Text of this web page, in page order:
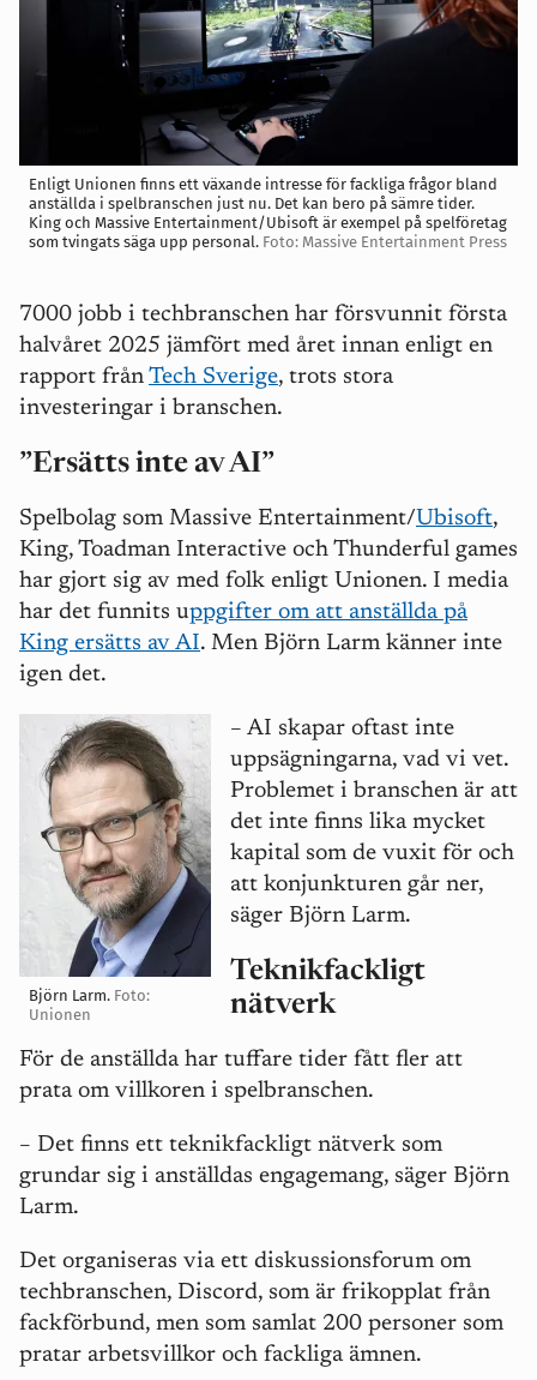
Enligt Unionen finns ett växande intresse för fackliga frågor bland
anställda i spelbranschen just nu. Det kan bero på sämre tider.
King och Massive Entertainment/Ubisoft är exempel på spelföretag
som tvingats säga upp personal. Foto: Massive Entertainment Press
7000 jobb i techbranschen har försvunnit första
halvåret 2025 jämfört med året innan enligt en
rapport från Tech Sverige, trots stora
investeringar i branschen.
”Ersätts inte av AI”
Spelbolag som Massive Entertainment/Ubisoft,
King, Toadman Interactive och Thunderful games
har gjort sig av med folk enligt Unionen. I media
har det funnits uppgifter om att anställda på
King ersätts av AI. Men Björn Larm känner inte
igen det.
Björn Larm. Foto:
Unionen
– AI skapar oftast inte
uppsägningarna, vad vi vet.
Problemet i branschen är att
det inte finns lika mycket
kapital som de vuxit för och
att konjunkturen går ner,
säger Björn Larm.
Teknikfackligt
nätverk
För de anställda har tuffare tider fått fler att
prata om villkoren i spelbranschen.
– Det finns ett teknikfackligt nätverk som
grundar sig i anställdas engagemang, säger Björn
Larm.
Det organiseras via ett diskussionsforum om
techbranschen, Discord, som är frikopplat från
fackförbund, men som samlat 200 personer som
pratar arbetsvillkor och fackliga ämnen.